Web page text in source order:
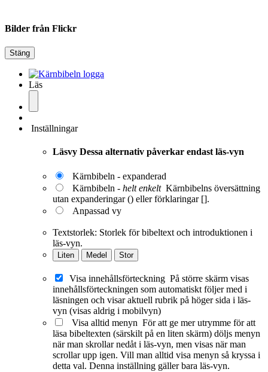
Bilder från Flickr
Stäng
Läs
Inställningar
Läsvy Dessa alternativ påverkar endast läs-vyn
Kärnbibeln - expanderad
Kärnbibeln - helt enkelt Kärnbibelns översättning
utan expanderingar () eller förklaringar [].
Anpassad vy
Textstorlek: Storlek för bibeltext och introduktionen i
läs-vyn.
Liten Medel Stor
Visa innehållsförteckning På större skärm visas
innehållsförteckningen som automatiskt följer med i
läsningen och visar aktuell rubrik på höger sida i läs-
vyn (visas aldrig i mobilvyn)
Visa alltid menyn För att ge mer utrymme för att
läsa bibeltexten (särskilt på en liten skärm) döljs menyn
när man skrollar nedåt i läs-vyn, men visas när man
scrollar upp igen. Vill man alltid visa menyn så kryssa i
detta val. Denna inställning gäller bara läs-vyn.